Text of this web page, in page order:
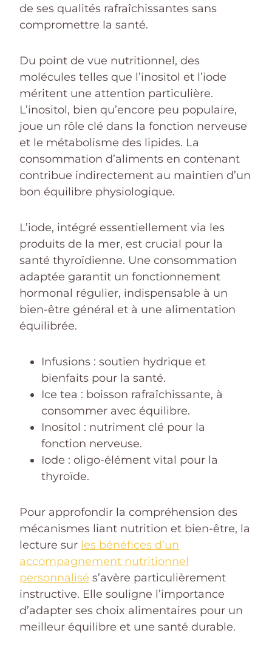
de ses qualités rafraîchissantes sans
compromettre la santé.
Du point de vue nutritionnel, des
molécules telles que l’inositol et l’iode
méritent une attention particulière.
L’inositol, bien qu’encore peu populaire,
joue un rôle clé dans la fonction nerveuse
et le métabolisme des lipides. La
consommation d’aliments en contenant
contribue indirectement au maintien d’un
bon équilibre physiologique.
L’iode, intégré essentiellement via les
produits de la mer, est crucial pour la
santé thyroïdienne. Une consommation
adaptée garantit un fonctionnement
hormonal régulier, indispensable à un
bien-être général et à une alimentation
équilibrée.
Infusions : soutien hydrique et
bienfaits pour la santé.
Ice tea : boisson rafraîchissante, à
consommer avec équilibre.
Inositol : nutriment clé pour la
fonction nerveuse.
Iode : oligo-élément vital pour la
thyroïde.
Pour approfondir la compréhension des
mécanismes liant nutrition et bien-être, la
lecture sur les bénéfices d’un
accompagnement nutritionnel
personnalisé s’avère particulièrement
instructive. Elle souligne l’importance
d’adapter ses choix alimentaires pour un
meilleur équilibre et une santé durable.